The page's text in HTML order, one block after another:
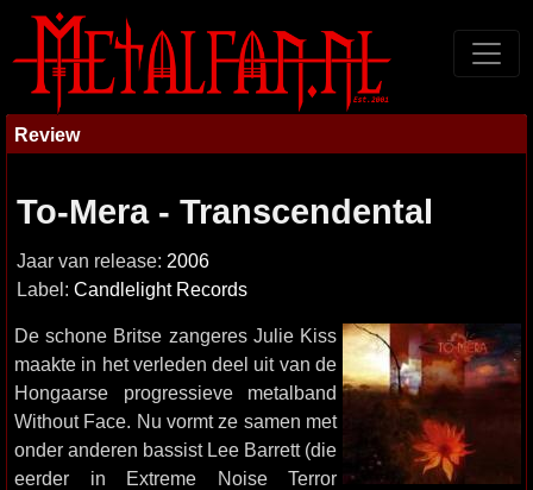
Review
To-Mera - Transcendental
Jaar van release: 2006
Label: Candlelight Records
De schone Britse zangeres Julie Kiss
maakte in het verleden deel uit van de
Hongaarse progressieve metalband
Without Face. Nu vormt ze samen met
onder anderen bassist Lee Barrett (die
eerder in Extreme Noise Terror